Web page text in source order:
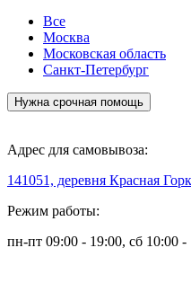
Все
Москва
Московская область
Санкт-Петербург
Нужна срочная помощь
Адрес для самовывоза:
141051, деревня Красная
Режим работы:
пн-пт 09:00 - 19:00, сб 10:00